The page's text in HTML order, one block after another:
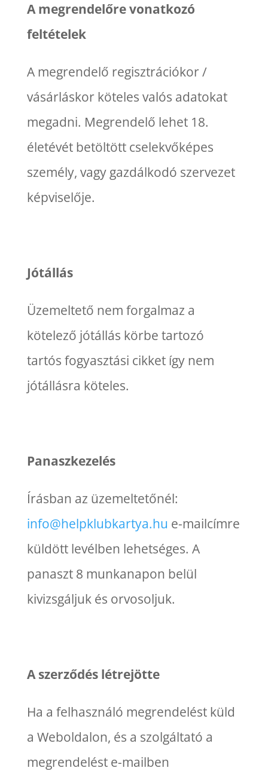
A megrendelőre vonatkozó
feltételek
A megrendelő regisztrációkor /
vásárláskor köteles valós adatokat
megadni. Megrendelő lehet 18.
életévét betöltött cselekvőképes
személy, vagy gazdálkodó szervezet
képviselője.
Jótállás
Üzemeltető nem forgalmaz a
kötelező jótállás körbe tartozó
tartós fogyasztási cikket így nem
jótállásra köteles.
Panaszkezelés
Írásban az üzemeltetőnél:
info@helpklubkartya.hu e-mailcímre
küldött levélben lehetséges. A
panaszt 8 munkanapon belül
kivizsgáljuk és orvosoljuk.
A szerződés létrejötte
Ha a felhasználó megrendelést küld
a Weboldalon, és a szolgáltató a
megrendelést e-mailben